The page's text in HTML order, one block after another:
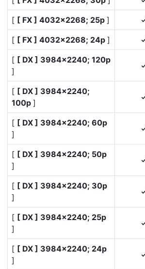
[ [ FX ] 4032×2268; 25p ]
[ [ FX ] 4032×2268; 24p ]
[ [ DX ] 3984×2240; 120p
]
[ [ DX ] 3984×2240;
100p ]
[ [ DX ] 3984×2240; 60p
]
[ [ DX ] 3984×2240; 50p
]
[ [ DX ] 3984×2240; 30p
]
[ [ DX ] 3984×2240; 25p
]
[ [ DX ] 3984×2240; 24p
]